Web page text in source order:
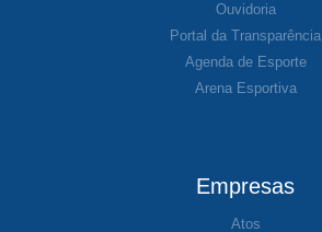
Ouvidoria
Portal da Transparência
Agenda de Esporte
Arena Esportiva
Empresas
Atos